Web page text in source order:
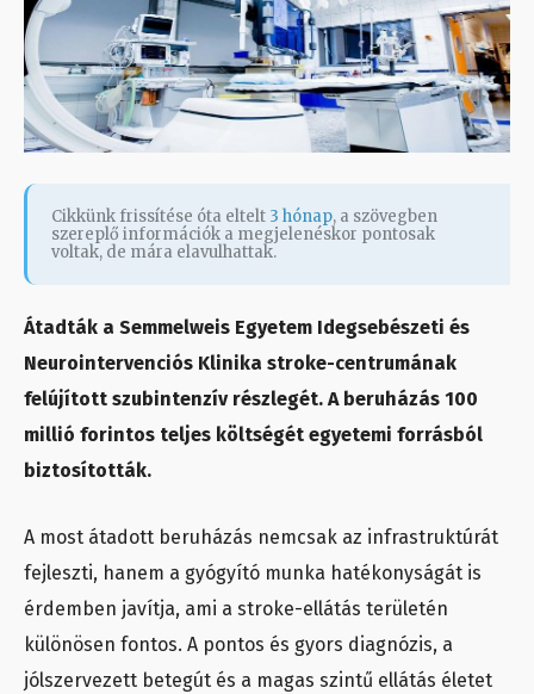
Cikkünk frissítése óta eltelt 3 hónap, a szövegben
szereplő információk a megjelenéskor pontosak
voltak, de mára elavulhattak.
Átadták a Semmelweis Egyetem Idegsebészeti és
Neurointervenciós Klinika stroke-centrumának
felújított szubintenzív részlegét. A beruházás 100
millió forintos teljes költségét egyetemi forrásból
biztosították.
A most átadott beruházás nemcsak az infrastruktúrát
fejleszti, hanem a gyógyító munka hatékonyságát is
érdemben javítja, ami a stroke-ellátás területén
különösen fontos. A pontos és gyors diagnózis, a
jólszervezett betegút és a magas szintű ellátás életet